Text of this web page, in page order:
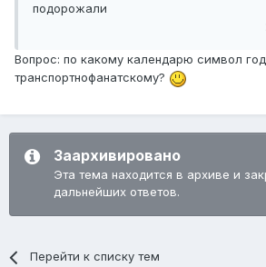
подорожали
Вопрос: по какому календарю символ
транспортнофанатскому?
Заархивировано
Эта тема находится в архиве и
дальнейших ответов.
Перейти к списку тем